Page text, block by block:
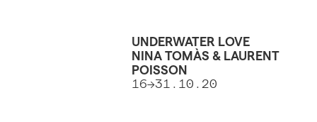
UNDERWATER LOVE
NINA TOMÀS & LAURENT
POISSON
16→31.10.20